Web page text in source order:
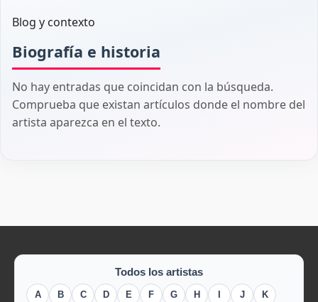
Blog y contexto
Biografía e historia
No hay entradas que coincidan con la búsqueda.
Comprueba que existan artículos donde el nombre del
artista aparezca en el texto.
Todos los artistas
A B C D E F G H J K